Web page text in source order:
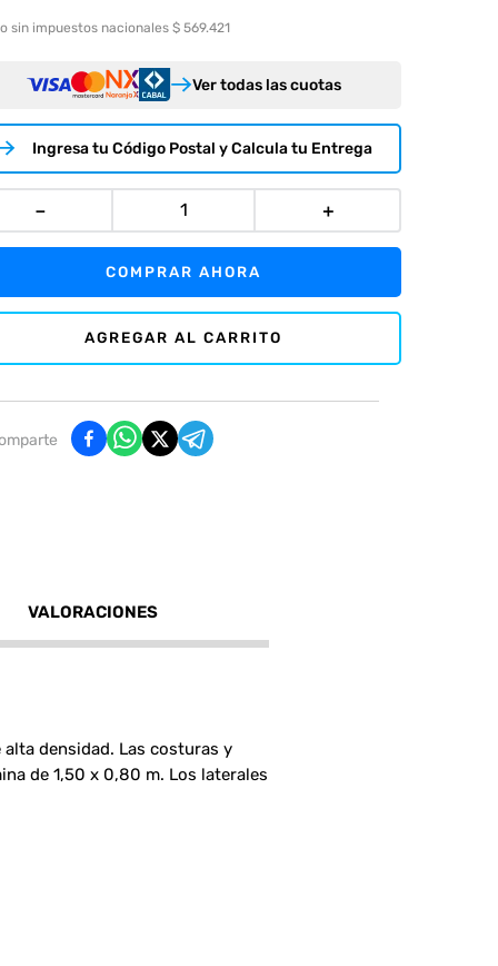
sin impuestos nacionales $ 569.421
Ver todas las cuotas
Ingresa tu Código Postal y Calcula tu Entrega
＋
－
COMPRAR AHORA
AGREGAR AL CARRITO
VALORACIONES
densidad. Las costuras y
de 1,50 x 0,80 m. Los laterales